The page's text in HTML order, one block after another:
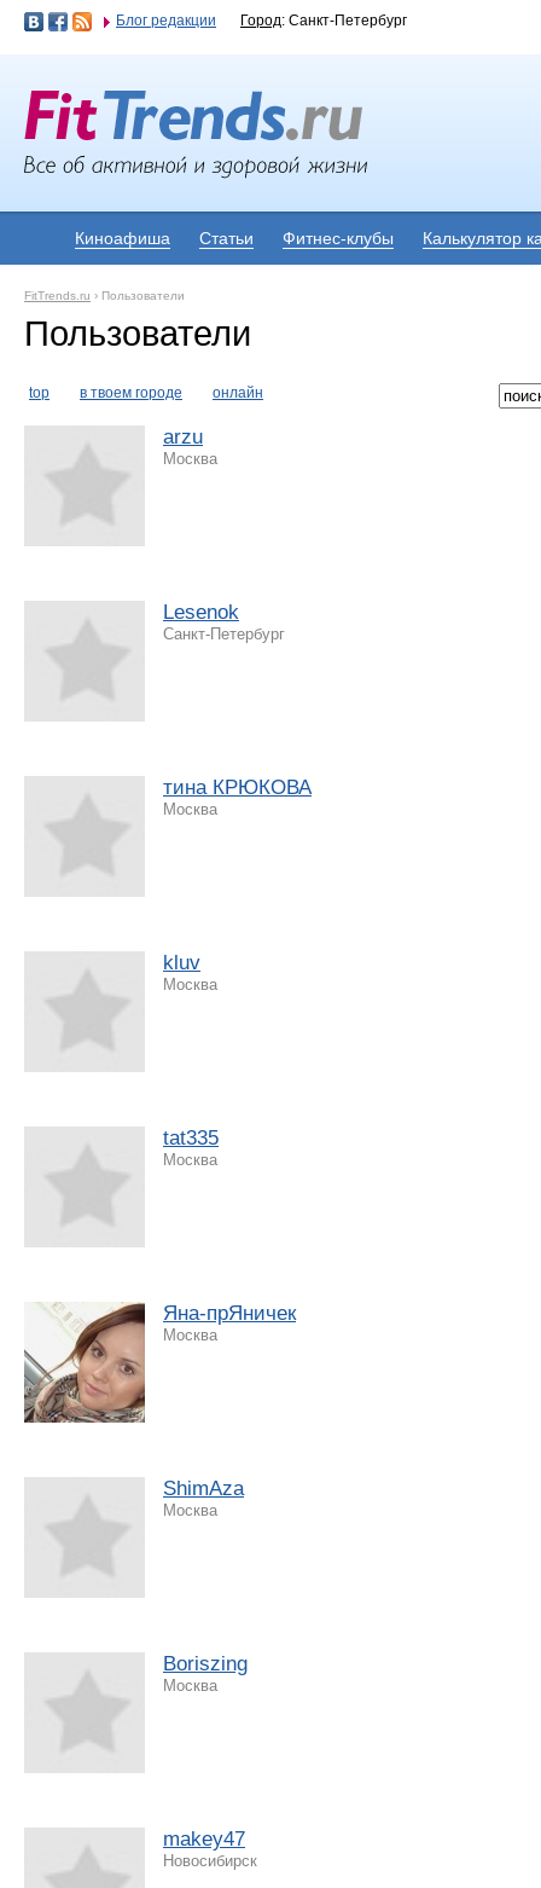
Блог редакции Город: Санкт-Петербург
Киноафиша Статьи Фитнес-клубы Калькулятор
FitTrends.ru › Пользователи
Пользователи
top в твоем городе онлайн
arzu
Москва
Lesenok
Санкт-Петербург
тина КРЮКОВА
Москва
kluv
Москва
tat335
Москва
Яна-прЯничек
Москва
ShimAza
Москва
Boriszing
Москва
makey47
Новосибирск